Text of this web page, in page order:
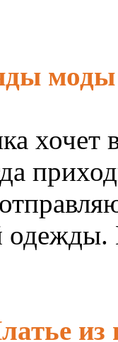
моды
хочет
одежды.
из